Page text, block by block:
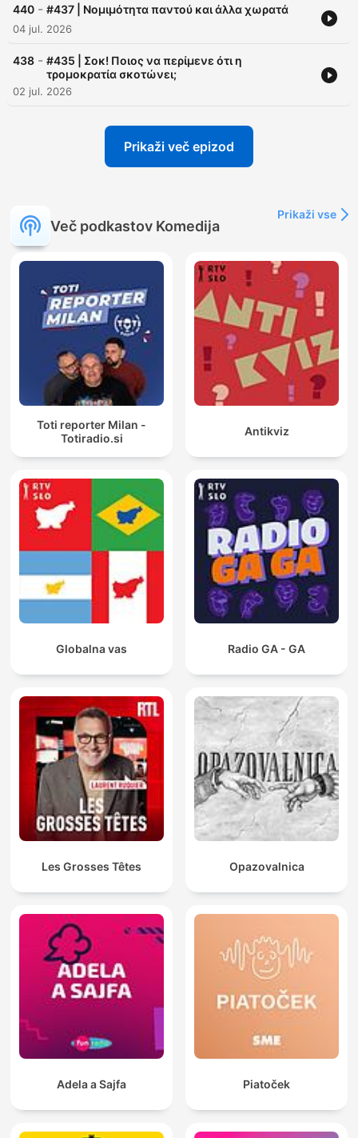
440 - #437 | Νομιμότητα παντού και άλλα χωρατά
04 jul. 2026
438 - #435 | Σοκ! Ποιος να περίμενε ότι η
τρομοκρατία σκοτώνει;
02 jul. 2026
Prikaži več epizod
Več podkastov Komedija
Prikaži vse
Toti reporter Milan -
Totiradio.si
Antikviz
Globalna vas Radio GA - GA
Les Grosses Têtes Opazovalnica
Adela a Sajfa Piatoček